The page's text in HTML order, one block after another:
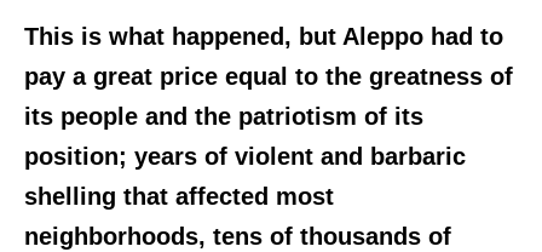
This is what happened, but Aleppo had to
pay a great price equal to the greatness of
its people and the patriotism of its
position; years of violent and barbaric
shelling that affected most
neighborhoods, tens of thousands of